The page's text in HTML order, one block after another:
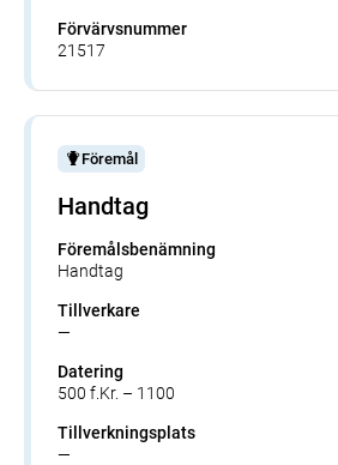
Förvärvsnummer
21517
Föremål
Handtag
Föremålsbenämning
Handtag
Tillverkare
—
Datering
500 f.Kr. – 1100
Tillverkningsplats
—